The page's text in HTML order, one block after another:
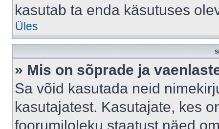
kasutab ta enda käsutuses
Üles
» Mis on sõprade ja
Sa võid kasutada neid
kasutajatest. Kasutajate, kes
foorumiloleku staatust näed